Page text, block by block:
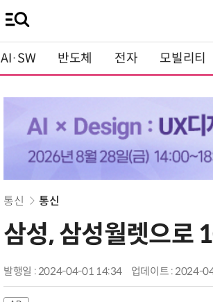
AI·SW 반도체 전자 모빌리티
통신 통신
삼성, 삼성월렛으로
발행일 : 2024-04-01 14:34 업데이트 : 2024-